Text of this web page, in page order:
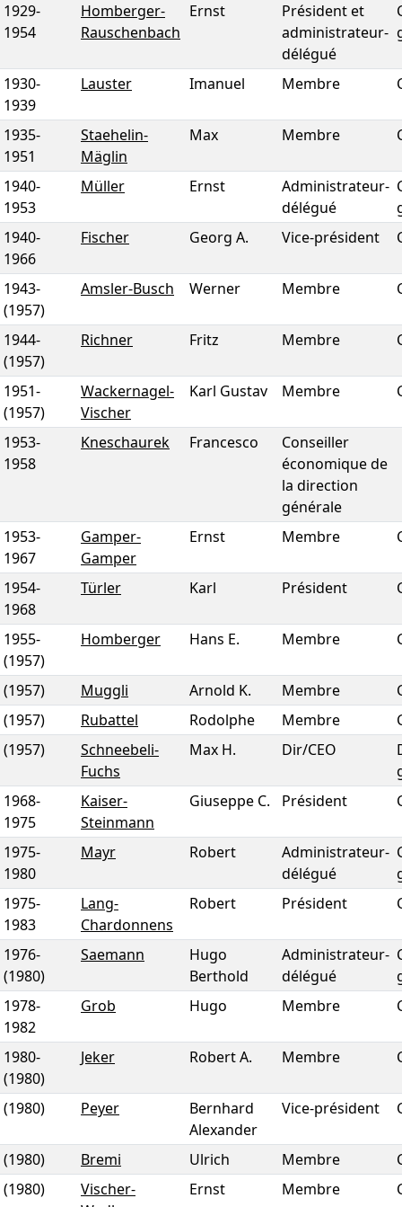
1929-
1954
Homberger-
Rauschenbach
Ernst
Président et
administrateur-
délégué
1930-
1939
Lauster Imanuel Membre
1935-
1951
Staehelin-
Mäglin
Max Membre
1940-
1953
Müller Ernst
Administrateur-
délégué
1940-
1966
Fischer Georg A. Vice-président
1943-
(1957)
Amsler-Busch Werner Membre
1944-
(1957)
Richner Fritz Membre
1951-
(1957)
Wackernagel-
Vischer
Karl Gustav Membre
1953-
1958
Kneschaurek Francesco
Conseiller
économique de
la direction
générale
1953-
1967
Gamper-
Gamper
Ernst Membre
1954-
1968
Türler Karl Président
1955-
(1957)
Homberger Hans E. Membre
(1957) Muggli Arnold K. Membre
(1957)
Rubattel Rodolphe Membre
(1957)
Schneebeli-
Fuchs
Max H. Dir/CEO
1968-
1975
Kaiser-
Steinmann
Giuseppe C. Président
1975-
1980
Mayr Robert
Administrateur-
délégué
1975-
1983
Lang-
Chardonnens
Robert Président
1976-
(1980)
Saemann
Hugo
Berthold
Administrateur-
délégué
1978-
1982
Grob Hugo Membre
1980-
(1980)
Jeker Robert A. Membre
(1980) Peyer
Bernhard
Alexander
Vice-président
(1980) Bremi Ulrich Membre
(1980)
Vischer-
Ernst Membre